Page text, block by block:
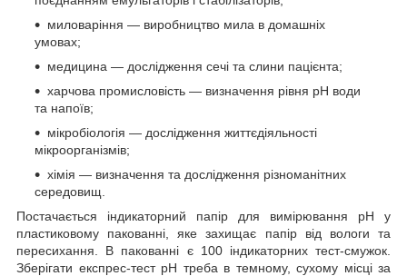
миловаріння — виробництво мила в домашніх
умовах;
медицина — дослідження сечі та слини пацієнта;
харчова промисловість — визначення рівня pH води
та напоїв;
мікробіологія — дослідження життєдіяльності
мікроорганізмів;
хімія — визначення та дослідження різноманітних
середовищ.
Постачається індикаторний папір для вимірювання pH у
пластиковому пакованні, яке захищає папір від вологи та
пересихання. В пакованні є 100 індикаторних тест-смужок.
Зберігати експрес-тест pH треба в темному, сухому місці за